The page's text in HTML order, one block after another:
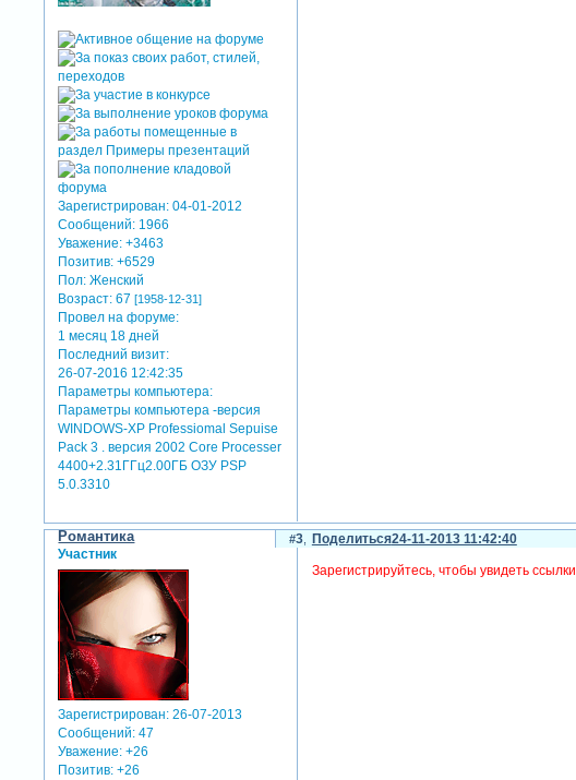
Зарегистрирован: 04-01-2012
Сообщений: 1966
Уважение: +3463
Позитив: +6529
Пол: Женский
Возраст: 67[1958-12-31]
Провел на форуме:
1 месяц 18 дней
Последний визит:
26-07-2016 12:42:35
Параметры компьютера:
Параметры компьютера -версия
WINDOWS-XP Professiomal Sepuise
Pack 3 . версия 2002 Core Processer
4400+2.31ГГц2.00ГБ ОЗУ PSP
5.0.3310
Поделиться
3 24-11-2013 11:42:40
Романтика
Участник
Зарегистрирован: 26-07-2013
Сообщений: 47
Уважение: +26
Позитив: +26
Зарегистрируйтесь, чтобы увидеть ссылки